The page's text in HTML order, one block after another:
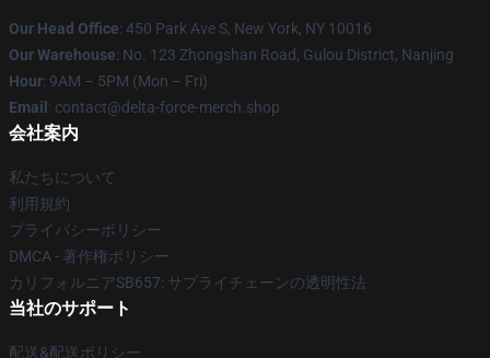
Our Head Office: 450 Park Ave S, New York, NY 10016
Our Warehouse: No. 123 Zhongshan Road, Gulou District, Nanjing
Hour: 9AM – 5PM (Mon – Fri)
Email : contact@delta-force-merch.shop
会社案内
私たちについて
利用規約
プライバシーポリシー
DMCA - 著作権ポリシー
カリフォルニアSB657: サプライチェーンの透明性法
当社のサポート
配送&配送ポリシー